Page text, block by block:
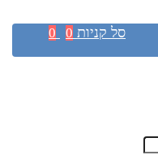
סל קניות 0
0